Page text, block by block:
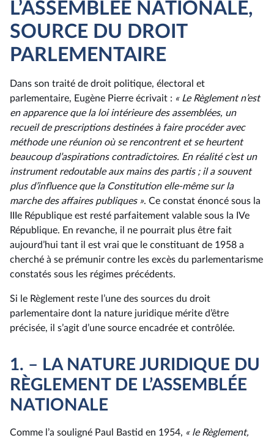
L’ASSEMBLÉE NATIONALE,
SOURCE DU DROIT
PARLEMENTAIRE
Dans son traité de droit politique, électoral et
parlementaire, Eugène Pierre écrivait : « Le Règlement n’est
en apparence que la loi intérieure des assemblées, un
recueil de prescriptions destinées à faire procéder avec
méthode une réunion où se rencontrent et se heurtent
beaucoup d’aspirations contradictoires. En réalité c’est un
instrument redoutable aux mains des partis ; il a souvent
plus d’influence que la Constitution elle-même sur la
marche des affaires publiques ». Ce constat énoncé sous la
IIIe République est resté parfaitement valable sous la IVe
République. En revanche, il ne pourrait plus être fait
aujourd’hui tant il est vrai que le constituant de 1958 a
cherché à se prémunir contre les excès du parlementarisme
constatés sous les régimes précédents.
Si le Règlement reste l’une des sources du droit
parlementaire dont la nature juridique mérite d’être
précisée, il s’agit d’une source encadrée et contrôlée.
1. – LA NATURE JURIDIQUE DU
RÈGLEMENT DE L’ASSEMBLÉE
NATIONALE
Comme l’a souligné Paul Bastid en 1954, « le Règlement,